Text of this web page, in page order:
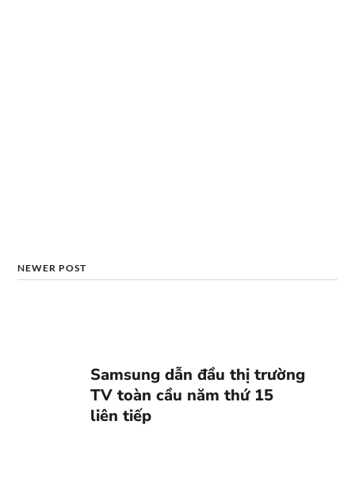
NEWER POST
Samsung dẫn đầu thị trường
TV toàn cầu năm thứ 15
liên tiếp